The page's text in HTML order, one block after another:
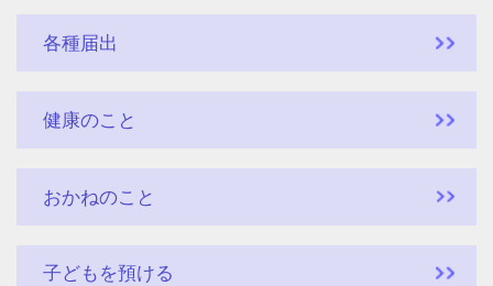
各種届出
健康のこと
おかねのこと
子どもを預ける